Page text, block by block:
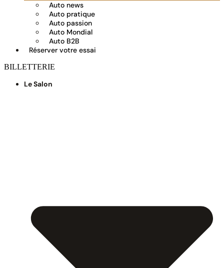
Auto news
Auto pratique
Auto passion
Auto Mondial
Auto B2B
Réserver votre essai
BILLETTERIE
Le Salon